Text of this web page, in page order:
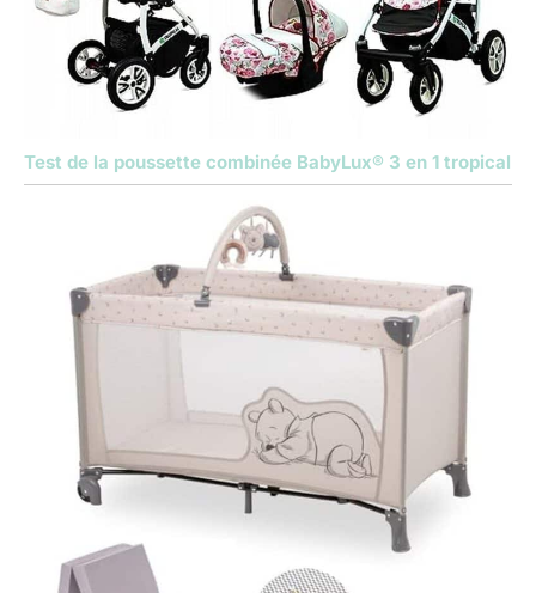
Test de la poussette combinée BabyLux® 3 en 1 tropical